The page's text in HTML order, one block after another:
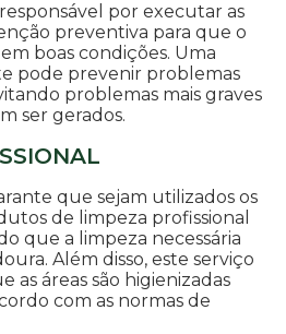
por executar as
preventiva para que o
boas condições. Uma
pode prevenir problemas
problemas mais graves
ser gerados.
que sejam utilizados os
de limpeza profissional
que a limpeza necessária
Além disso, este serviço
as áreas são higienizadas
com as normas de